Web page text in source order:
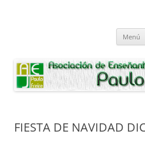
Paulo
Menú
FIESTA DE NAVIDAD